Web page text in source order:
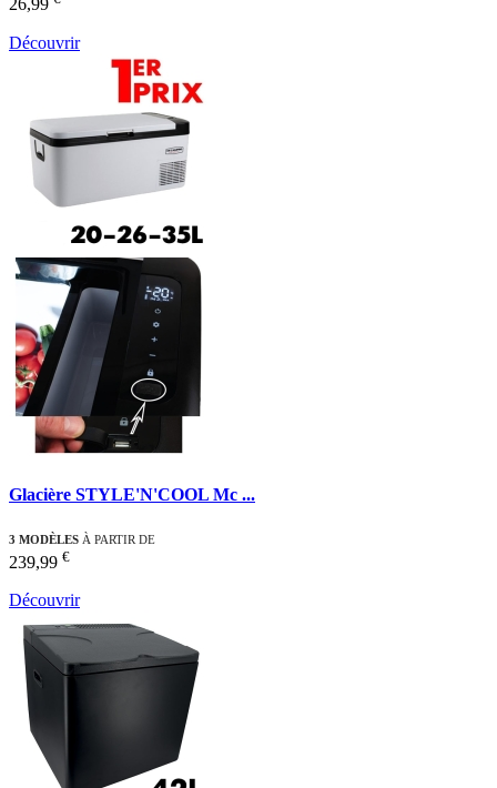
26,99
Découvrir
Glacière STYLE'N'COOL Mc ...
3 MODÈLES À PARTIR DE
239,99 €
Découvrir